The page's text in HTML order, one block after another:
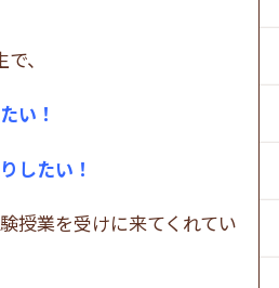
、
い！
したい！
授業を受けに来てくれてい